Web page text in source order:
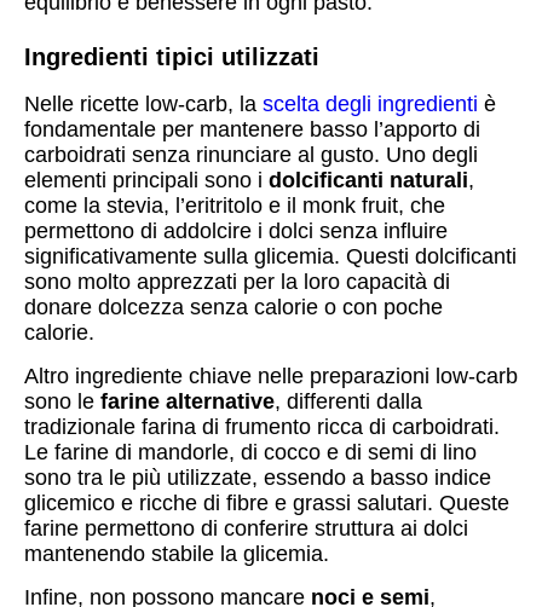
Ingredienti tipici utilizzati
Nelle ricette low-carb, la scelta degli ingredienti è
fondamentale per mantenere basso l’apporto di
carboidrati senza rinunciare al gusto. Uno degli
elementi principali sono i dolcificanti naturali,
come la stevia, l’eritritolo e il monk fruit, che
permettono di addolcire i dolci senza influire
significativamente sulla glicemia. Questi dolcificanti
sono molto apprezzati per la loro capacità di
donare dolcezza senza calorie o con poche
calorie.
Altro ingrediente chiave nelle preparazioni low-carb
sono le farine alternative, differenti dalla
tradizionale farina di frumento ricca di carboidrati.
Le farine di mandorle, di cocco e di semi di lino
sono tra le più utilizzate, essendo a basso indice
glicemico e ricche di fibre e grassi salutari. Queste
farine permettono di conferire struttura ai dolci
mantenendo stabile la glicemia.
Infine, non possono mancare noci e semi,